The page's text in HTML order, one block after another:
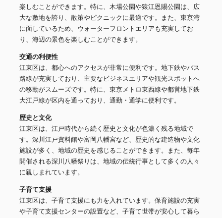
楽しむことができます。特に、木場公園や猿江恩賜公園は、広
大な敷地を誇り、散策やピクニックに最適です。また、東京湾
に面しているため、ウォーターフロントエリアも充実してお
り、海辺の景色を楽しむことができます。
交通の利便性
江東区は、都心へのアクセスが非常に便利です。地下鉄やバス
路線が充実しており、主要なビジネスエリアや観光スポットへ
の移動がスムーズです。特に、東京メトロ東西線や都営地下鉄
大江戸線が区内を通っており、通勤・通学に便利です。
歴史と文化
江東区は、江戸時代から続く歴史と文化が色濃く残る地域で
す。深川江戸資料館や富岡八幡宮など、歴史的な建造物や文化
施設が多く、地域の歴史を感じることができます。また、毎年
開催される深川八幡祭りは、地域の伝統行事として多くの人々
に親しまれています。
子育て支援
江東区は、子育て支援にも力を入れています。保育施設の充実
や子育て支援センターの設置など、子育て世帯が安心して暮ら